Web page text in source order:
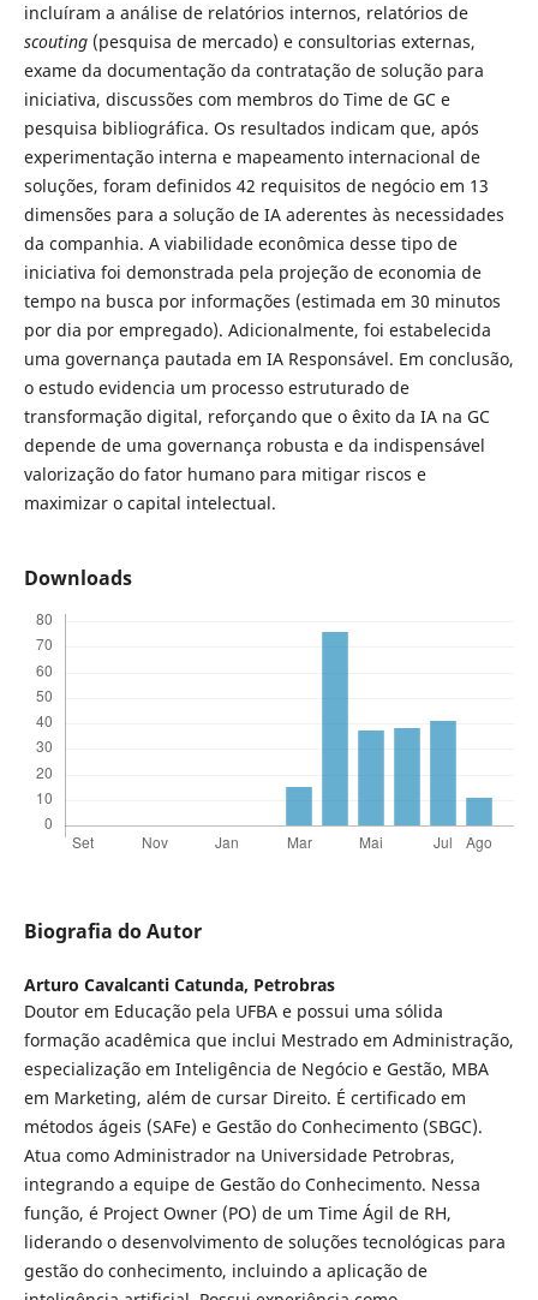
incluíram a análise de relatórios internos, relatórios de
scouting (pesquisa de mercado) e consultorias externas,
exame da documentação da contratação de solução para
iniciativa, discussões com membros do Time de GC e
pesquisa bibliográfica. Os resultados indicam que, após
experimentação interna e mapeamento internacional de
soluções, foram definidos 42 requisitos de negócio em 13
dimensões para a solução de IA aderentes às necessidades
da companhia. A viabilidade econômica desse tipo de
iniciativa foi demonstrada pela projeção de economia de
tempo na busca por informações (estimada em 30 minutos
por dia por empregado). Adicionalmente, foi estabelecida
uma governança pautada em IA Responsável. Em conclusão,
o estudo evidencia um processo estruturado de
transformação digital, reforçando que o êxito da IA na GC
depende de uma governança robusta e da indispensável
valorização do fator humano para mitigar riscos e
maximizar o capital intelectual.
Downloads
Biografia do Autor
Arturo Cavalcanti Catunda, Petrobras
Doutor em Educação pela UFBA e possui uma sólida
formação acadêmica que inclui Mestrado em Administração,
especialização em Inteligência de Negócio e Gestão, MBA
em Marketing, além de cursar Direito. É certificado em
métodos ágeis (SAFe) e Gestão do Conhecimento (SBGC).
Atua como Administrador na Universidade Petrobras,
integrando a equipe de Gestão do Conhecimento. Nessa
função, é Project Owner (PO) de um Time Ágil de RH,
liderando o desenvolvimento de soluções tecnológicas para
gestão do conhecimento, incluindo a aplicação de